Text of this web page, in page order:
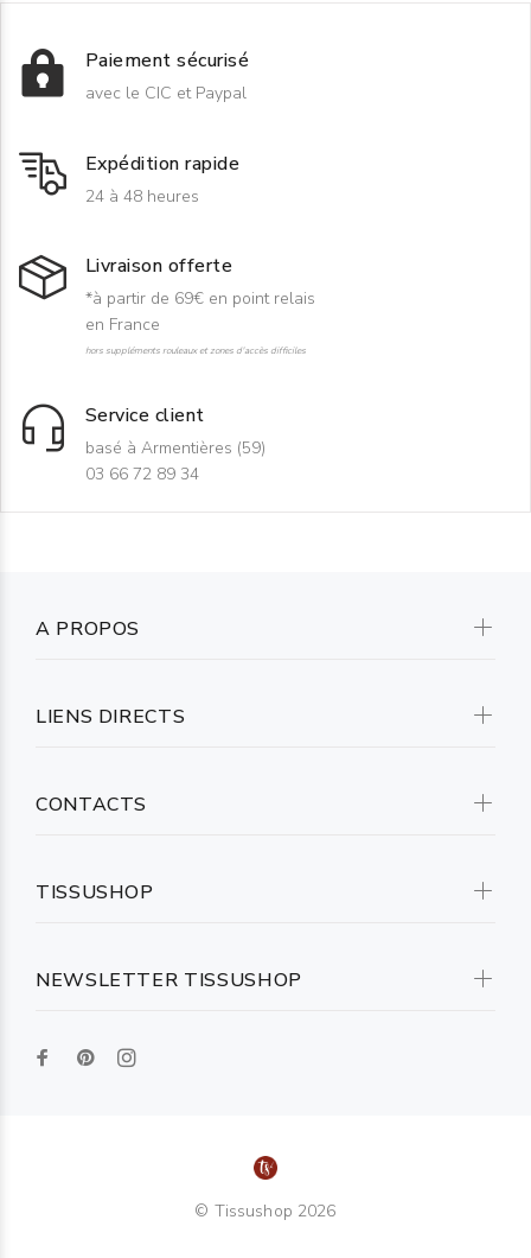
Paiement sécurisé
avec le CIC et Paypal
Expédition rapide
24 à 48 heures
Livraison offerte
*à partir de 69€ en point relais
en France
hors suppléments rouleaux et zones d'accès difficiles
Service client
basé à Armentières (59)
03 66 72 89 34
NEWSLETTER TISSUSHOP
A PROPOS
LIENS DIRECTS
CONTACTS
TISSUSHOP
© Tissushop 2026